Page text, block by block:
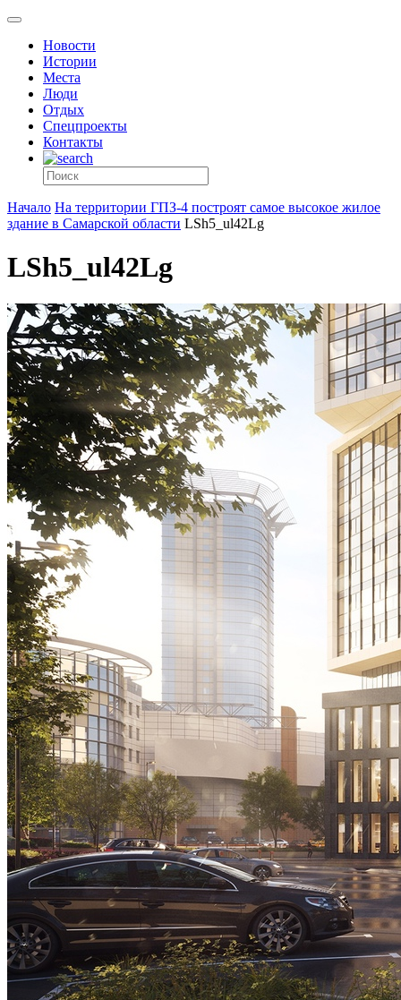
Новости
Истории
Места
Люди
Отдых
Спецпроекты
Контакты
Начало На территории ГПЗ-4 построят самое высокое жилое
здание в Самарской области LSh5_ul42Lg
LSh5_ul42Lg